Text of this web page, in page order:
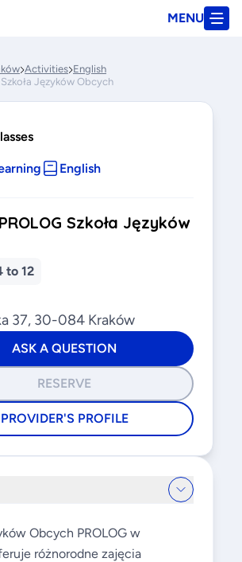
MENU
Activities English
Języków Obcych
English
Szkoła Języków
to 12
37, 30-084 Kraków
ASK A QUESTION
RESERVE
PROVIDER'S PROFILE
Obcych PROLOG w
różnorodne zajęcia